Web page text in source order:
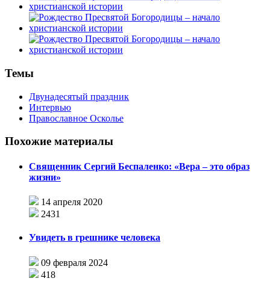
Темы
Двунадесятый праздник
Интервью
Православное Осколье
Похожие материалы
Священник Сергий Беспаленко: «Вера – это образ
жизни»
14 апреля 2020
2431
Увидеть в грешнике человека
09 февраля 2024
418